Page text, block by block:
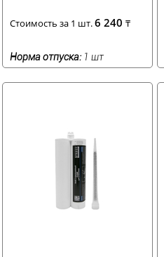
Стоимость за 1 шт.6 240 ₸
Норма отпуска: 1 шт